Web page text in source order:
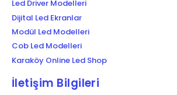
Led Driver Modelleri
Dijital Led Ekranlar
Modül Led Modelleri
Cob Led Modelleri
Karaköy Online Led Shop
İletişim Bilgileri